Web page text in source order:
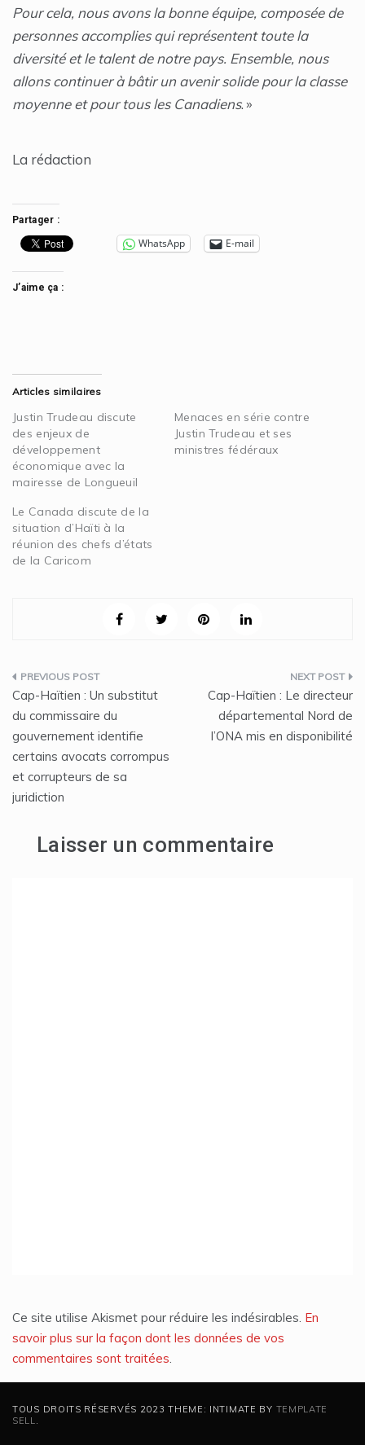
Pour cela, nous avons la bonne équipe, composée de
personnes accomplies qui représentent toute la
diversité et le talent de notre pays. Ensemble, nous
allons continuer à bâtir un avenir solide pour la classe
moyenne et pour tous les Canadiens. »
La rédaction
Partager :
WhatsApp E-mail
J’aime ça :
Articles similaires
Justin Trudeau discute
des enjeux de
développement
économique avec la
mairesse de Longueuil
Menaces en série contre
Justin Trudeau et ses
ministres fédéraux
Le Canada discute de la
situation d’Haïti à la
réunion des chefs d’états
de la Caricom
Navigation
de
l’article
Cap-Haïtien : Un substitut
du commissaire du
gouvernement identifie
certains avocats corrompus
et corrupteurs de sa
juridiction
Cap-Haïtien : Le directeur
départemental Nord de
l’ONA mis en disponibilité
Laisser un commentaire
Ce site utilise Akismet pour réduire les indésirables. En
savoir plus sur la façon dont les données de vos
commentaires sont traitées.
TOUS DROITS RÉSERVÉS 2023 THEME: INTIMATE BY TEMPLATE
SELL.